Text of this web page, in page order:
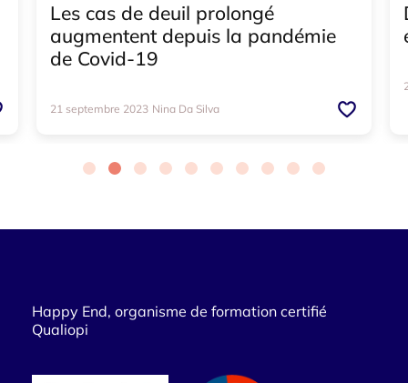
Les cas de deuil prolongé
augmentent depuis la pandémie
de Covid-19
21 septembre 2023 Nina Da Silva
Happy End, organisme de formation certifié
Qualiopi